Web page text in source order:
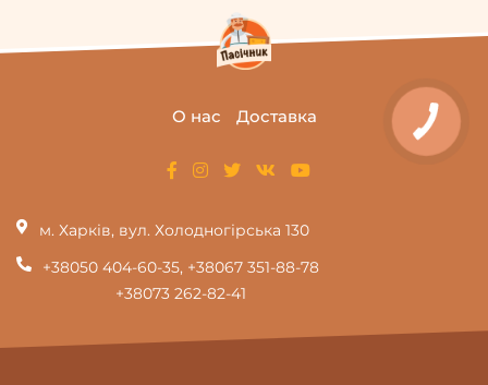
О нас Доставка
м. Харків, вул. Холодногірська 130
+38050 404-60-35, +38067 351-88-78
+38073 262-82-41
КНОПКА
ЗВ'ЯЗКУ